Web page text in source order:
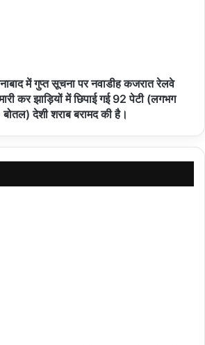
में गुप्त सूचना पर नवाडीह कजरात रेलवे
कर झाड़ियों में छिपाई गई 92 पेटी (लगभग
देशी शराब बरामद की है।